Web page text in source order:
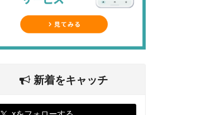
新着をキャッチ